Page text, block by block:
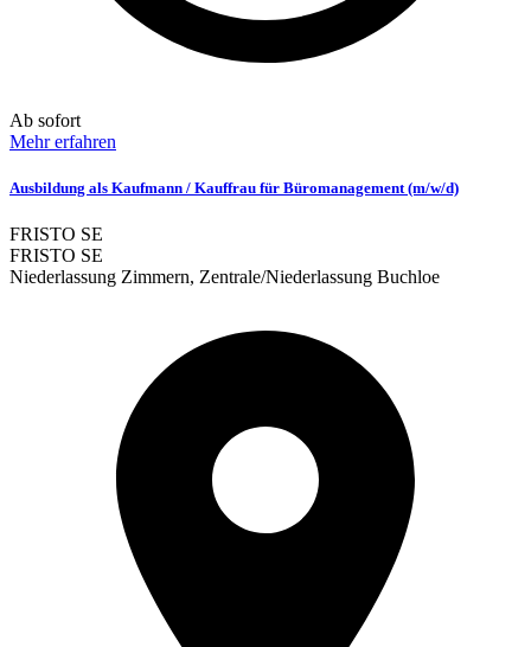
Ab sofort
Mehr erfahren
Ausbildung als Kaufmann / Kauffrau für Büromanagement (m/w/d)
FRISTO SE
FRISTO SE
Niederlassung Zimmern, Zentrale/Niederlassung Buchloe